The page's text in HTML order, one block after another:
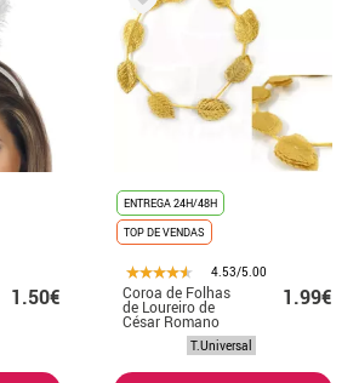
1.50€
ENTREGA 24H/48H
TOP DE VENDAS
4.53/5.00
Coroa de Folhas
de Loureiro de
César Romano
1.99€
T.Universal